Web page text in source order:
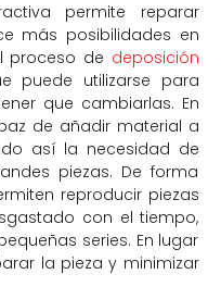
permite reparar
más posibilidades en
proceso de deposición
puede utilizarse para
que cambiarlas. En
de añadir material a
así la necesidad de
piezas. De forma
reproducir piezas
con el tiempo,
series. En lugar
la pieza y minimizar